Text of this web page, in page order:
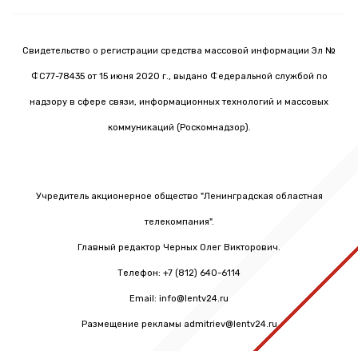
Свидетельство о регистрации средства массовой информации Эл №
ФС77-78435 от 15 июня 2020 г., выдано Федеральной службой по
надзору в сфере связи, информационных технологий и массовых
коммуникаций (Роскомнадзор).
Учредитель акционерное общество "Ленинградская областная
телекомпания".
Главный редактор Черных Олег Викторович.
Телефон: +7 (812) 640-6114
Email: info@lentv24.ru
Размещение рекламы admitriev@lentv24.ru